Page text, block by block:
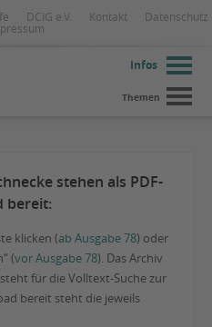
DCIG e.V. Kontakt
Datenschutz
Infos
Themen
stehen als PDF-
bereit:
klicken (ab Ausgabe 78) oder
(vor Ausgabe 78). Das Archiv
für die Volltext-Suche zur
bereit steht die jeweils